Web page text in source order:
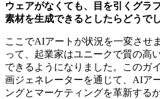
ウェアがなくても、目を引くグラ
素材を生成できるとしたらどうで
ここでAIアートが状況を一変させ
って、起業家はユニークで質の高
できるようになりました。このガ
画ジェネレーターを通じて、AIア
ングとマーケティングを革新する